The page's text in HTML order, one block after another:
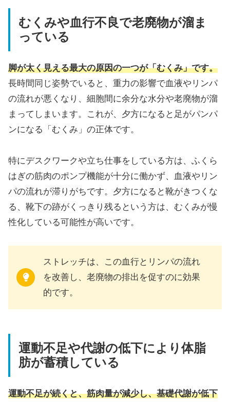
むくみや血行不良で老廃物が溜ま
っている
脚が太く見える最大の原因の一つが「むくみ」です。
長時間同じ姿勢でいると、重力の影響で血液やリンパ
の流れが悪くなり、細胞間に余分な水分や老廃物が溜
まってしまいます。これが、夕方になると足がパンパ
ンになる「むくみ」の正体です。
特にデスクワークや立ち仕事をしている方は、ふくら
はぎの筋肉のポンプ機能が十分に働かず、血液やリン
パの流れが滞りがちです。夕方になると靴がきつくな
る、靴下の跡がくっきり残るという方は、むくみが慢
性化している可能性が高いです。
ストレッチは、この血行とリンパの流れ
を改善し、老廃物の排出を促すのに効果
的です。
運動不足や代謝の低下により体脂
肪が蓄積している
運動不足が続くと、筋肉量が減少し、基礎代謝が低下